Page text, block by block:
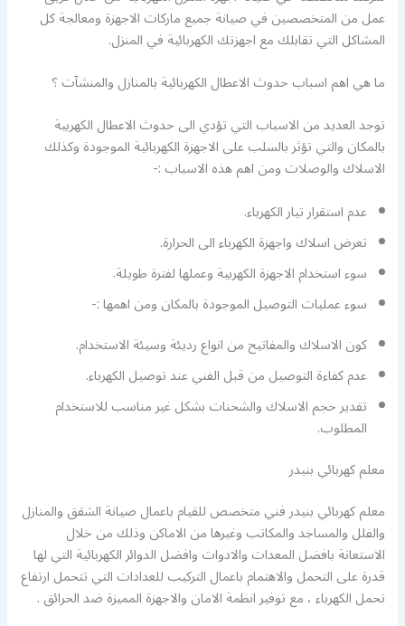
عمل من المتخصصين في صيانة جميع ماركات الاجهزة ومعالجة كل
المشاكل التي تقابلك مع اجهزتك الكهربائية في المنزل.
ما هي اهم اسباب حدوث الاعطال الكهربائية بالمنازل والمنشآت ؟
توجد العديد من الاسباب التي تؤدي الى حدوث الاعطال الكهربية
بالمكان والتي تؤثر بالسلب على الاجهزة الكهربائية الموجودة وكذلك
الاسلاك والوصلات ومن اهم هذه الاسباب :-
عدم استقرار تيار الكهرباء.
تعرض اسلاك واجهزة الكهرباء الى الحرارة.
سوء استخدام الاجهزة الكهربية وعملها لفترة طويلة.
سوء عمليات التوصيل الموجودة بالمكان ومن اهمها :-
كون الاسلاك والمفاتيح من انواع رديئة وسيئة الاستخدام.
عدم كفاءة التوصيل من قبل الفني عند توصيل الكهرباء.
تقدير حجم الاسلاك والشحنات بشكل غير مناسب للاستخدام
المطلوب.
معلم كهربائي بنيدر
معلم كهربائي بنيدر فني متخصص للقيام باعمال صيانة الشقق والمنازل
والفلل والمساجد والمكاتب وغيرها من الاماكن وذلك من خلال
الاستعانة بافضل المعدات والادوات وافضل الدوائر الكهربائية التي لها
قدرة على التحمل والاهتمام باعمال التركيب للعدادات التي تتحمل ارتفاع
تحمل الكهرباء ، مع توفير انظمة الامان والاجهزة المميزة ضد الحرائق .